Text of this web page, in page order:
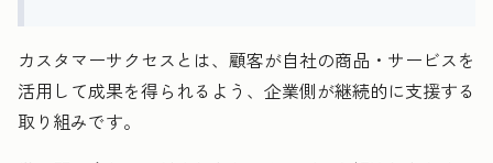
カスタマーサクセスとは、顧客が自社の商品・サービスを
活用して成果を得られるよう、企業側が継続的に支援する
取り組みです。